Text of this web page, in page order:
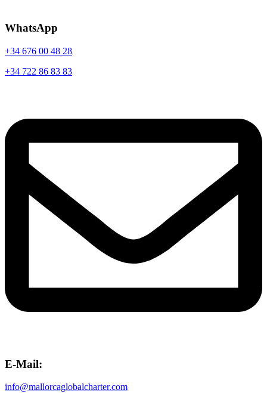
WhatsApp
+34 676 00 48 28
+34 722 86 83 83
E-Mail:
info@mallorcaglobalcharter.com